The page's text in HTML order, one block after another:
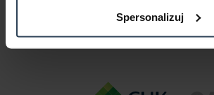
Spersonalizuj